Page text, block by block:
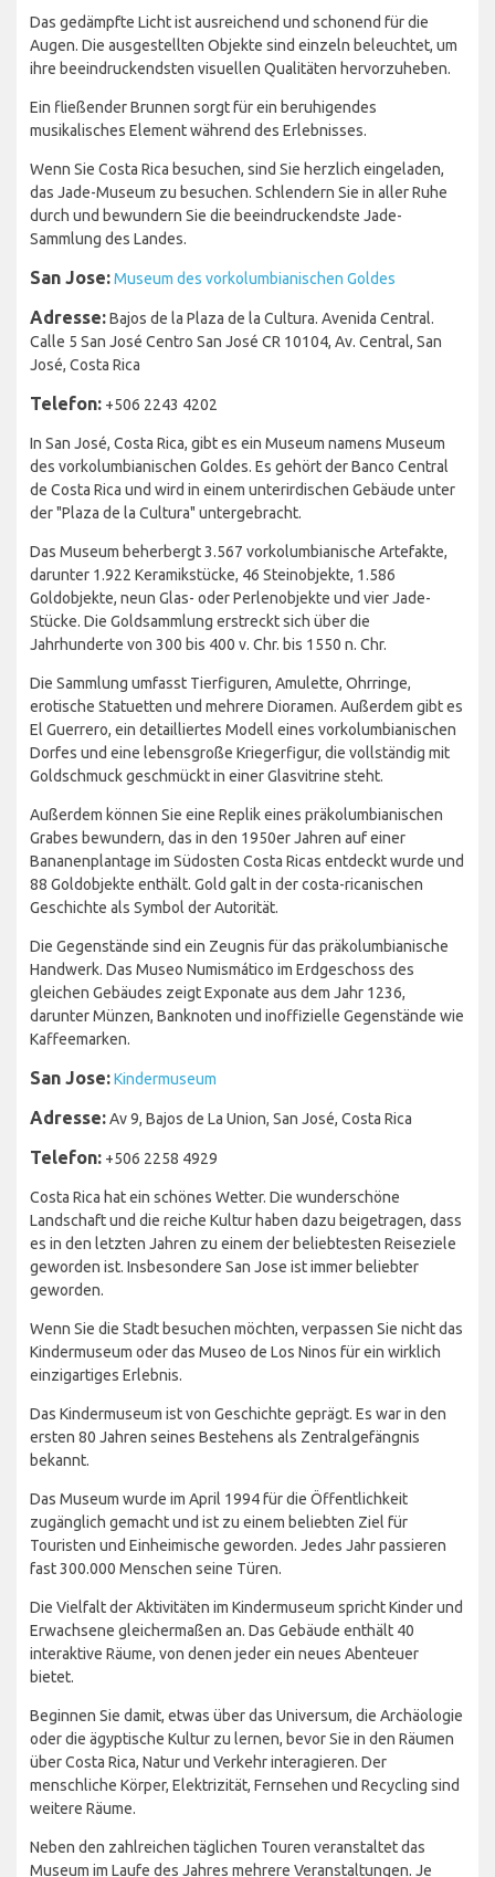
Das gedämpfte Licht ist ausreichend und schonend für die
Augen. Die ausgestellten Objekte sind einzeln beleuchtet, um
ihre beeindruckendsten visuellen Qualitäten hervorzuheben.
Ein fließender Brunnen sorgt für ein beruhigendes
musikalisches Element während des Erlebnisses.
Wenn Sie Costa Rica besuchen, sind Sie herzlich eingeladen,
das Jade-Museum zu besuchen. Schlendern Sie in aller Ruhe
durch und bewundern Sie die beeindruckendste Jade-
Sammlung des Landes.
San Jose:Museum des vorkolumbianischen Goldes
Adresse:Bajos de la Plaza de la Cultura. Avenida Central.
Calle 5 San José Centro San José CR 10104, Av. Central, San
José, Costa Rica
Telefon: +506 2243 4202
In San José, Costa Rica, gibt es ein Museum namens Museum
des vorkolumbianischen Goldes. Es gehört der Banco Central
de Costa Rica und wird in einem unterirdischen Gebäude unter
der "Plaza de la Cultura" untergebracht.
Das Museum beherbergt 3.567 vorkolumbianische Artefakte,
darunter 1.922 Keramikstücke, 46 Steinobjekte, 1.586
Goldobjekte, neun Glas- oder Perlenobjekte und vier Jade-
Stücke. Die Goldsammlung erstreckt sich über die
Jahrhunderte von 300 bis 400 v. Chr. bis 1550 n. Chr.
Die Sammlung umfasst Tierfiguren, Amulette, Ohrringe,
erotische Statuetten und mehrere Dioramen. Außerdem gibt es
El Guerrero, ein detailliertes Modell eines vorkolumbianischen
Dorfes und eine lebensgroße Kriegerfigur, die vollständig mit
Goldschmuck geschmückt in einer Glasvitrine steht.
Außerdem können Sie eine Replik eines präkolumbianischen
Grabes bewundern, das in den 1950er Jahren auf einer
Bananenplantage im Südosten Costa Ricas entdeckt wurde und
88 Goldobjekte enthält. Gold galt in der costa-ricanischen
Geschichte als Symbol der Autorität.
Die Gegenstände sind ein Zeugnis für das präkolumbianische
Handwerk. Das Museo Numismático im Erdgeschoss des
gleichen Gebäudes zeigt Exponate aus dem Jahr 1236,
darunter Münzen, Banknoten und inoffizielle Gegenstände wie
Kaffeemarken.
San Jose:Kindermuseum
Adresse:Av 9, Bajos de La Union, San José, Costa Rica
Telefon: +506 2258 4929
Costa Rica hat ein schönes Wetter. Die wunderschöne
Landschaft und die reiche Kultur haben dazu beigetragen, dass
es in den letzten Jahren zu einem der beliebtesten Reiseziele
geworden ist. Insbesondere San Jose ist immer beliebter
geworden.
Wenn Sie die Stadt besuchen möchten, verpassen Sie nicht das
Kindermuseum oder das Museo de Los Ninos für ein wirklich
einzigartiges Erlebnis.
Das Kindermuseum ist von Geschichte geprägt. Es war in den
ersten 80 Jahren seines Bestehens als Zentralgefängnis
bekannt.
Das Museum wurde im April 1994 für die Öffentlichkeit
zugänglich gemacht und ist zu einem beliebten Ziel für
Touristen und Einheimische geworden. Jedes Jahr passieren
fast 300.000 Menschen seine Türen.
Die Vielfalt der Aktivitäten im Kindermuseum spricht Kinder und
Erwachsene gleichermaßen an. Das Gebäude enthält 40
interaktive Räume, von denen jeder ein neues Abenteuer
bietet.
Beginnen Sie damit, etwas über das Universum, die Archäologie
oder die ägyptische Kultur zu lernen, bevor Sie in den Räumen
über Costa Rica, Natur und Verkehr interagieren. Der
menschliche Körper, Elektrizität, Fernsehen und Recycling sind
weitere Räume.
Neben den zahlreichen täglichen Touren veranstaltet das
Museum im Laufe des Jahres mehrere Veranstaltungen. Je